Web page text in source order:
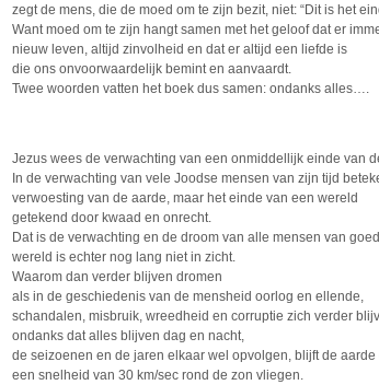
zegt de mens, die de moed om te zijn bezit, niet: “Dit is het
Want moed om te zijn hangt samen met het geloof dat er
nieuw leven, altijd zinvolheid en dat er altijd een liefde is
die ons onvoorwaardelijk bemint en aanvaardt.
Twee woorden vatten het boek dus samen: ondanks alles….
Jezus wees de verwachting van een onmiddellijk einde van
In de verwachting van vele Joodse mensen van zijn tijd
verwoesting van de aarde, maar het einde van een wereld
getekend door kwaad en onrecht.
Dat is de verwachting en de droom van alle mensen van
wereld is echter nog lang niet in zicht.
Waarom dan verder blijven dromen
als in de geschiedenis van de mensheid oorlog en ellende,
schandalen, misbruik, wreedheid en corruptie zich verder
ondanks dat alles blijven dag en nacht,
de seizoenen en de jaren elkaar wel opvolgen, blijft de
een snelheid van 30 km/sec rond de zon vliegen.